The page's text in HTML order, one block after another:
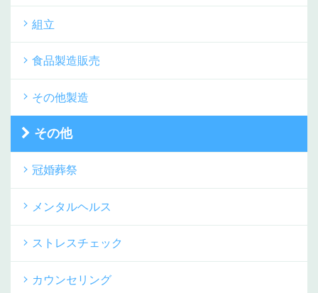
組立
食品製造販売
その他製造
その他
冠婚葬祭
メンタルヘルス
ストレスチェック
カウンセリング